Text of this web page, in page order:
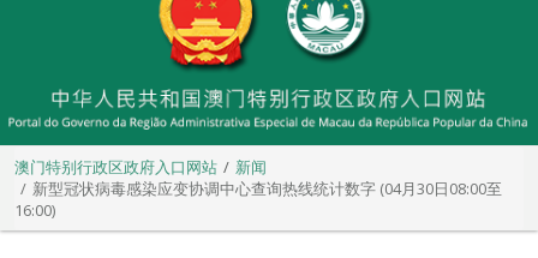
澳门特别行政区政府入口网站
新闻
新型冠状病毒感染应变协调中心查询热线统计数字 (04月30日08:00至
16:00)